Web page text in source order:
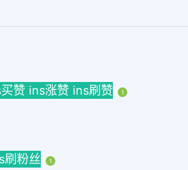
赞 ins涨赞 ins刷赞 1
粉丝 1